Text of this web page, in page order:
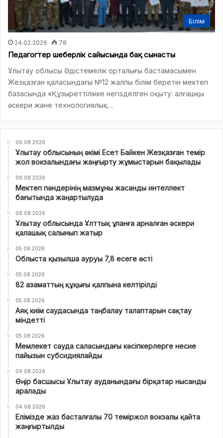
Білім
24.02.2026 78
Педагогтер шеберлік сайысында бақ сынасты
Ұлытау облысы Әдістемелік орталығы бастамасымен
Жезқазған қаласындағы №12 жалпы білім беретін мектеп
базасында «Құзыреттілікке негізделген оқыту: алғашқы
әскери және технологиялық…
06.08.2026
Ұлытау облысының әкімі Есет Байкен Жезқазған темір
жол вокзалындағы жаңғырту жұмыстарын бақылады
06.08.2026
Мектеп пәндерінің мазмұны жасанды интеллект
бағытында жаңартылуда
06.08.2026
Ұлытау облысында Ұлттық ұланға арналған әскери
қалашық салынып жатыр
05.08.2026
Облыста қызылша ауруы 7,8 есеге өсті
05.08.2026
82 азаматтың құқығы қалпына келтірілді
05.08.2026
Аяқ киім саудасында таңбалау талаптарын сақтау
міндетті
05.08.2026
Мемлекет сауда саласындағы кәсіпкерлерге несие
пайызын субсидиялайды
04.08.2026
Өңір басшысы Ұлытау ауданындағы бірқатар нысанды
аралады
04.08.2026
Елімізде жаз басталғалы 70 теміржол вокзалы қайта
жаңғыртылды